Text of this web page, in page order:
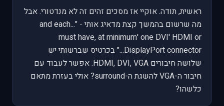
ראשית, תודה. אוקיי אז מסכים זהים זה לא מנדטורי. אבל
מה שרשום בהמשך קצת מדאיג אותי - "...and each
must have, at minimum' one DVI' HDMI or
DisplayPort connector..." בכרטיס שברשותי יש
שלושה חיבורים HDMI, DVI, VGA. אפשר לעבוד עם
חיבור ה-VGA להשגת ה-surround? אולי בעזרת מתאם
כלשהו?